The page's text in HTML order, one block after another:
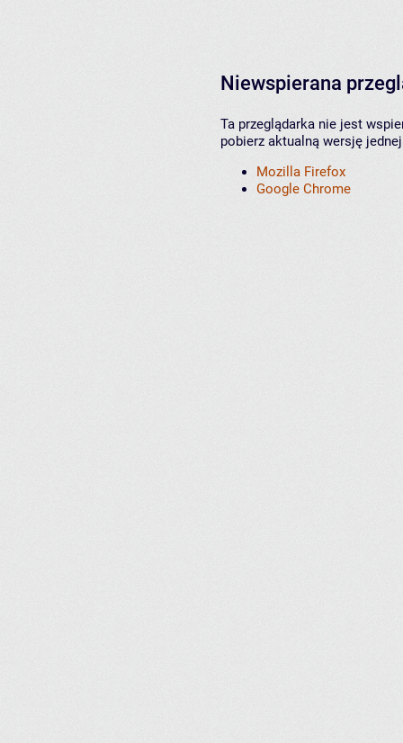
Niewspierana
Ta przeglądarka nie jest
pobierz aktualną wersję
Mozilla Firefox
Google Chrome